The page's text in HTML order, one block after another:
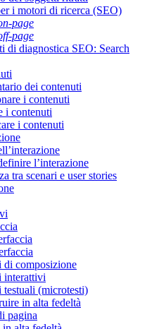
i motori di ricerca (SEO)
page
page
di diagnostica SEO: Search
dei contenuti
i contenuti
i contenuti
i contenuti
l’interazione
tra scenari e user stories
di composizione
interattivi
testuali (microtesti)
in alta fedeltà
pagina